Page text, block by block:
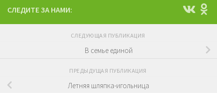
СЛЕДИТЕ ЗА НАМИ:
СЛЕДУЮЩАЯ ПУБЛИКАЦИЯ
В семье единой
ПРЕДЫДУЩАЯ ПУБЛИКАЦИЯ
Летняя шляпка-игольница